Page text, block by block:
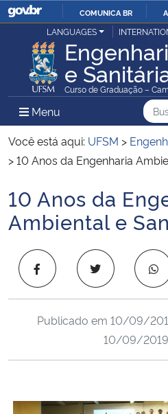
IR
O
COMUNICA BR
Ministério da Justiça e Segurança Pública
Ministério da Defesa
Ministério das Relações Exteriores
Ministério da Infraestrutura
Ministério da Educação
Ministério da Cidadania
LANGUAGES
e
Curso de Graduação –
Menu Menu Principal do
Você está aqui: UFSM >
>10 Anos da Engenharia
Início do conteúdo
10 Anos da
Ambiental e
Publicado em 10/09/
10/09/